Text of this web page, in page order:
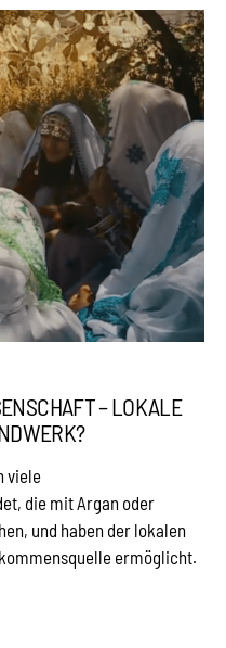
– LOKALE
viele
die mit Argan oder
und haben der lokalen
ermöglicht.